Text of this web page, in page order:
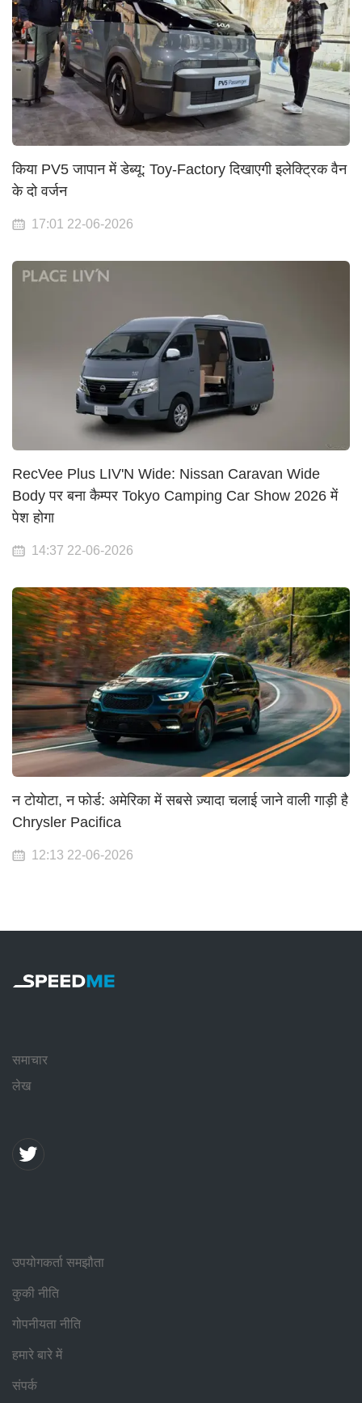
किया PV5 जापान में डेब्यू: Toy-Factory दिखाएगी इलेक्ट्रिक वैन
के दो वर्जन
17:01 22-06-2026
RecVee Plus LIV'N Wide: Nissan Caravan Wide
Body पर बना कैम्पर Tokyo Camping Car Show 2026 में
पेश होगा
14:37 22-06-2026
न टोयोटा, न फोर्ड: अमेरिका में सबसे ज़्यादा चलाई जाने वाली गाड़ी है
Chrysler Pacifica
12:13 22-06-2026
समाचार
लेख
उपयोगकर्ता समझौता
कुकी नीति
गोपनीयता नीति
हमारे बारे में
संपर्क